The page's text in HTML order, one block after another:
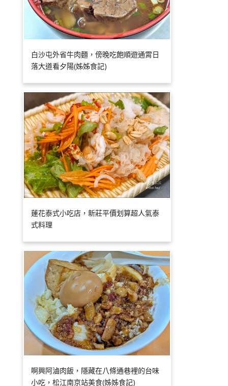
白沙屯外省牛肉麵，傍晚吃飽順遊通霄日
落大道看夕陽(姊姊食記)
蓮花泰式小吃店，新莊平價划算超人氣泰
式料理
啊興阿滷肉飯，隱藏在八條通巷裡的台味
小吃，松江南京站美食(姊姊食記)